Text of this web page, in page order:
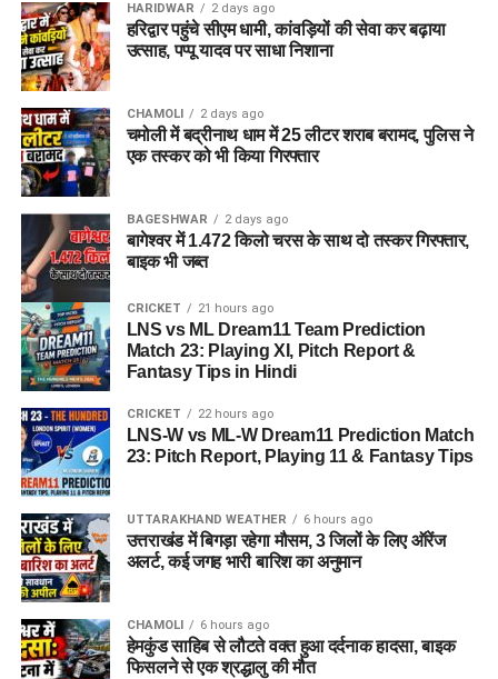
HARIDWAR 2 days ago
हरिद्वार पहुंचे सीएम धामी, कांवड़ियों की सेवा कर बढ़ाया
उत्साह, पप्पू यादव पर साधा निशाना
CHAMOLI 2 days ago
चमोली में बद्रीनाथ धाम में 25 लीटर शराब बरामद, पुलिस ने
एक तस्कर को भी किया गिरफ्तार
BAGESHWAR 2 days ago
बागेश्वर में 1.472 किलो चरस के साथ दो तस्कर गिरफ्तार,
बाइक भी जब्त
CRICKET 21 hours ago
LNS vs ML Dream11 Team Prediction
Match 23: Playing XI, Pitch Report &
Fantasy Tips in Hindi
CRICKET 22 hours ago
LNS-W vs ML-W Dream11 Prediction Match
23: Pitch Report, Playing 11 & Fantasy Tips
UTTARAKHAND WEATHER 6 hours ago
उत्तराखंड में बिगड़ा रहेगा मौसम, 3 जिलों के लिए ऑरेंज
अलर्ट, कई जगह भारी बारिश का अनुमान
CHAMOLI 6 hours ago
हेमकुंड साहिब से लौटते वक्त हुआ दर्दनाक हादसा, बाइक
फिसलने से एक श्रद्धालु की मौत